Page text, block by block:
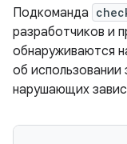
Подкоманда
разработчиков и
обнаруживаются
об
нарушающих